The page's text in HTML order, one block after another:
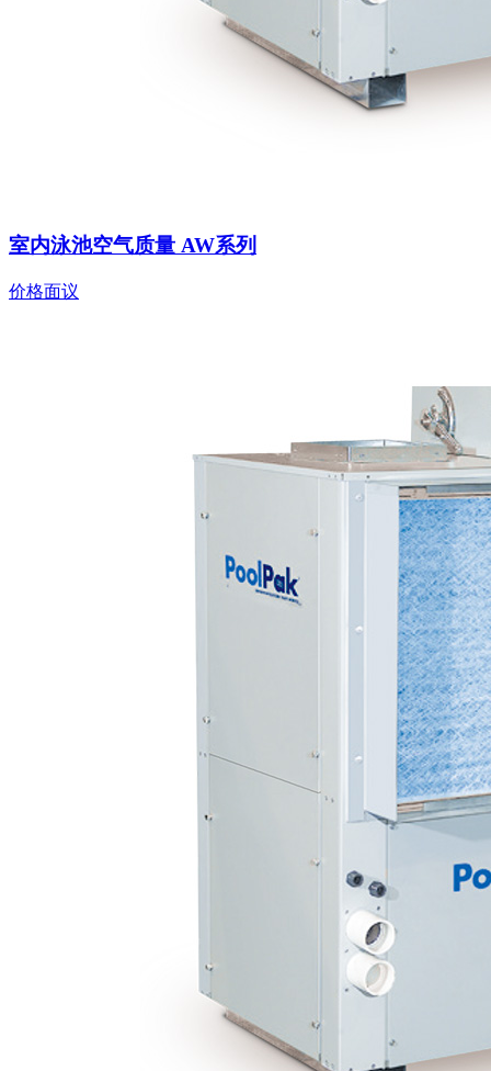
室内泳池空气质量 AW系列
价格面议